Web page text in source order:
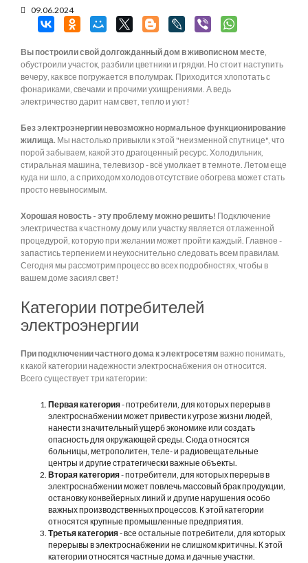
09.06.2024
Вы построили свой долгожданный дом в живописном месте,
обустроили участок, разбили цветники и грядки. Но стоит наступить
вечеру, как все погружается в полумрак. Приходится хлопотать с
фонариками, свечами и прочими ухищрениями. А ведь
электричество дарит нам свет, тепло и уют!
Без электроэнергии невозможно нормальное функционирование
жилища. Мы настолько привыкли к этой "неизменной спутнице", что
порой забываем, какой это драгоценный ресурс. Холодильник,
стиральная машина, телевизор - всё умолкает в темноте. Летом еще
куда ни шло, а с приходом холодов отсутствие обогрева может стать
просто невыносимым.
Хорошая новость - эту проблему можно решить! Подключение
электричества к частному дому или участку является отлаженной
процедурой, которую при желании может пройти каждый. Главное -
запастись терпением и неукоснительно следовать всем правилам.
Сегодня мы рассмотрим процесс во всех подробностях, чтобы в
вашем доме засиял свет!
Категории потребителей
электроэнергии
При подключении частного дома к электросетям важно понимать,
к какой категории надежности электроснабжения он относится.
Всего существует три категории:
Первая категория- потребители, для которых перерыв в
электроснабжении может привести к угрозе жизни людей,
нанести значительный ущерб экономике или создать
опасность для окружающей среды. Сюда относятся
больницы, метрополитен, теле- и радиовещательные
центры и другие стратегически важные объекты.
Вторая категория- потребители, для которых перерыв в
электроснабжении может повлечь массовый брак продукции,
остановку конвейерных линий и другие нарушения особо
важных производственных процессов. К этой категории
относятся крупные промышленные предприятия.
Третья категория- все остальные потребители, для которых
перерывы в электроснабжении не слишком критичны. К этой
категории относятся частные дома и дачные участки.